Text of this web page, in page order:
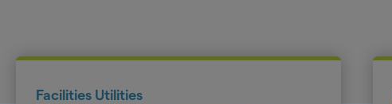
Facilities Utilities